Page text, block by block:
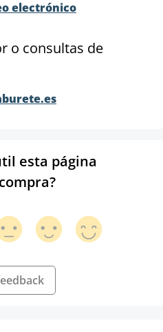
electrónico
o consultas de
esta página